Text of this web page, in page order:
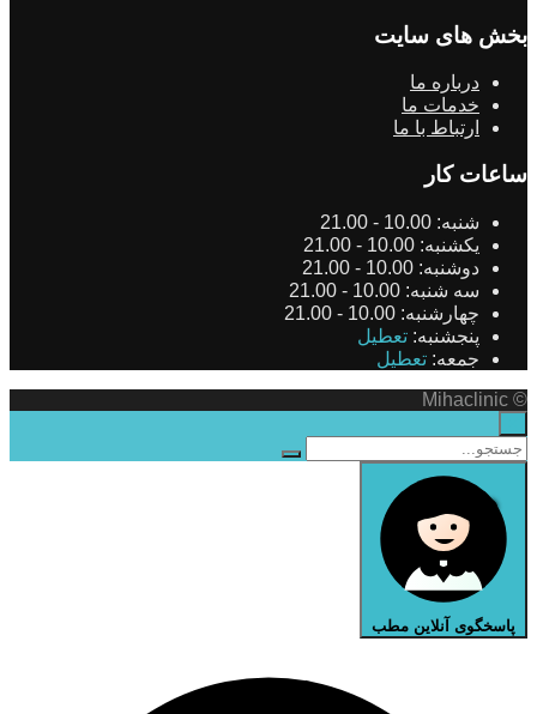
بخش های سایت
درباره ما
خدمات ما
ارتباط با ما
ساعات کار
شنبه: 10.00 - 21.00
یکشنبه: 10.00 - 21.00
دوشنبه: 10.00 - 21.00
سه شنبه: 10.00 - 21.00
چهارشنبه: 10.00 - 21.00
پنجشنبه: تعطیل
جمعه: تعطیل
© Mihaclinic
پاسخگوی آنلاین مطب